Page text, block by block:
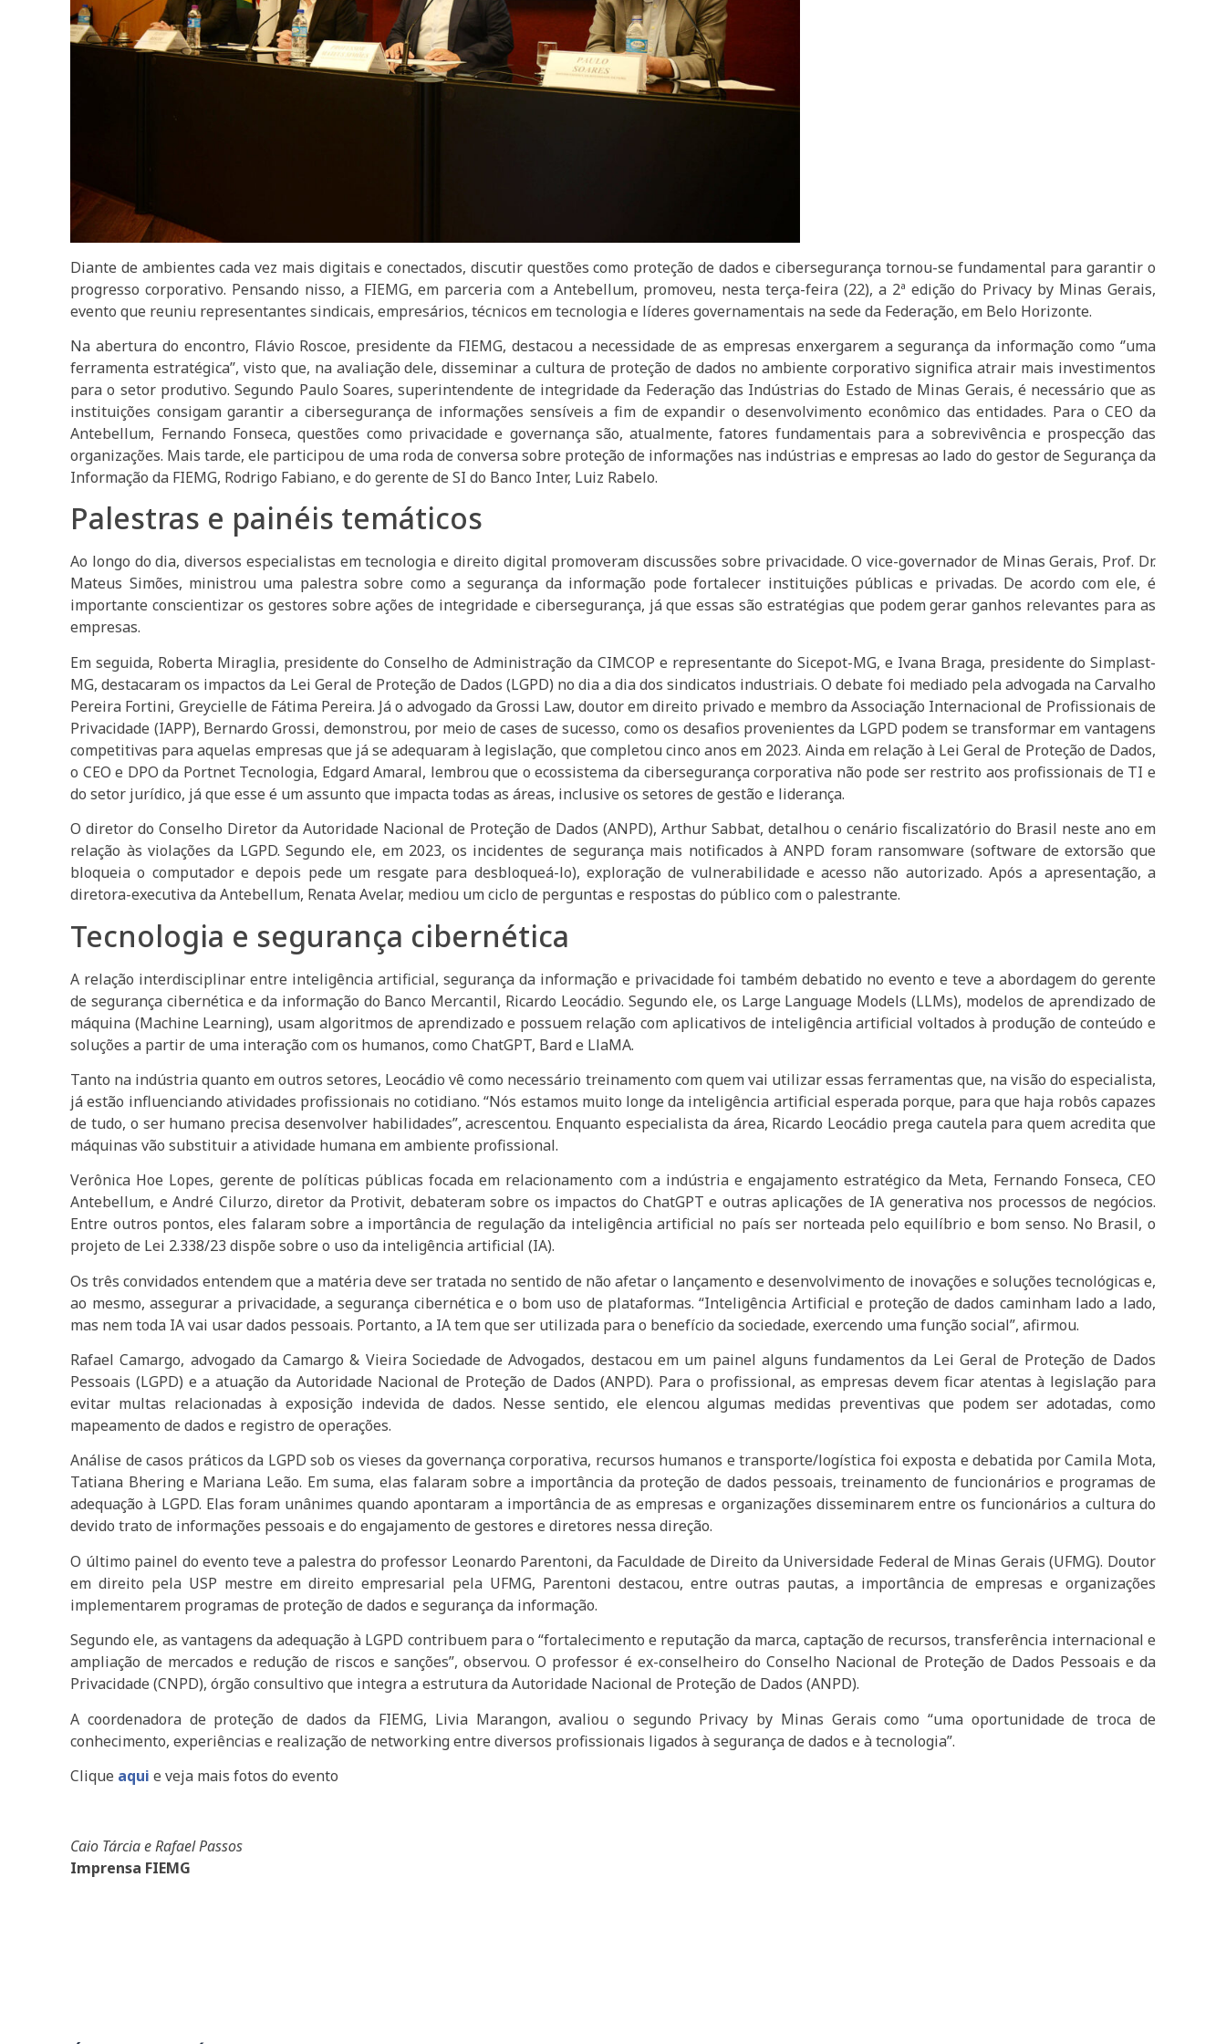
Diante de ambientes cada vez mais digitais e conectados, discutir questões como proteção de dados e cibersegurança tornou-se fundamental para garantir o
progresso corporativo. Pensando nisso, a FIEMG, em parceria com a Antebellum, promoveu, nesta terça-feira (22), a 2ª edição do Privacy by Minas Gerais,
evento que reuniu representantes sindicais, empresários, técnicos em tecnologia e líderes governamentais na sede da Federação, em Belo Horizonte.
Na abertura do encontro, Flávio Roscoe, presidente da FIEMG, destacou a necessidade de as empresas enxergarem a segurança da informação como ‘’uma
ferramenta estratégica’’, visto que, na avaliação dele, disseminar a cultura de proteção de dados no ambiente corporativo significa atrair mais investimentos
para o setor produtivo. Segundo Paulo Soares, superintendente de integridade da Federação das Indústrias do Estado de Minas Gerais, é necessário que as
instituições consigam garantir a cibersegurança de informações sensíveis a fim de expandir o desenvolvimento econômico das entidades. Para o CEO da
Antebellum, Fernando Fonseca, questões como privacidade e governança são, atualmente, fatores fundamentais para a sobrevivência e prospecção das
organizações. Mais tarde, ele participou de uma roda de conversa sobre proteção de informações nas indústrias e empresas ao lado do gestor de Segurança da
Informação da FIEMG, Rodrigo Fabiano, e do gerente de SI do Banco Inter, Luiz Rabelo.
Palestras e painéis temáticos
Ao longo do dia, diversos especialistas em tecnologia e direito digital promoveram discussões sobre privacidade. O vice-governador de Minas Gerais, Prof. Dr.
Mateus Simões, ministrou uma palestra sobre como a segurança da informação pode fortalecer instituições públicas e privadas. De acordo com ele, é
importante conscientizar os gestores sobre ações de integridade e cibersegurança, já que essas são estratégias que podem gerar ganhos relevantes para as
empresas.
Em seguida, Roberta Miraglia, presidente do Conselho de Administração da CIMCOP e representante do Sicepot-MG, e Ivana Braga, presidente do Simplast-
MG, destacaram os impactos da Lei Geral de Proteção de Dados (LGPD) no dia a dia dos sindicatos industriais. O debate foi mediado pela advogada na Carvalho
Pereira Fortini, Greycielle de Fátima Pereira. Já o advogado da Grossi Law, doutor em direito privado e membro da Associação Internacional de Profissionais de
Privacidade (IAPP), Bernardo Grossi, demonstrou, por meio de cases de sucesso, como os desafios provenientes da LGPD podem se transformar em vantagens
competitivas para aquelas empresas que já se adequaram à legislação, que completou cinco anos em 2023. Ainda em relação à Lei Geral de Proteção de Dados,
o CEO e DPO da Portnet Tecnologia, Edgard Amaral, lembrou que o ecossistema da cibersegurança corporativa não pode ser restrito aos profissionais de TI e
do setor jurídico, já que esse é um assunto que impacta todas as áreas, inclusive os setores de gestão e liderança.
O diretor do Conselho Diretor da Autoridade Nacional de Proteção de Dados (ANPD), Arthur Sabbat, detalhou o cenário fiscalizatório do Brasil neste ano em
relação às violações da LGPD. Segundo ele, em 2023, os incidentes de segurança mais notificados à ANPD foram ransomware (software de extorsão que
bloqueia o computador e depois pede um resgate para desbloqueá-lo), exploração de vulnerabilidade e acesso não autorizado. Após a apresentação, a
diretora-executiva da Antebellum, Renata Avelar, mediou um ciclo de perguntas e respostas do público com o palestrante.
Tecnologia e segurança cibernética
A relação interdisciplinar entre inteligência artificial, segurança da informação e privacidade foi também debatido no evento e teve a abordagem do gerente
de segurança cibernética e da informação do Banco Mercantil, Ricardo Leocádio. Segundo ele, os Large Language Models (LLMs), modelos de aprendizado de
máquina (Machine Learning), usam algoritmos de aprendizado e possuem relação com aplicativos de inteligência artificial voltados à produção de conteúdo e
soluções a partir de uma interação com os humanos, como ChatGPT, Bard e LlaMA.
Tanto na indústria quanto em outros setores, Leocádio vê como necessário treinamento com quem vai utilizar essas ferramentas que, na visão do especialista,
já estão influenciando atividades profissionais no cotidiano. “Nós estamos muito longe da inteligência artificial esperada porque, para que haja robôs capazes
de tudo, o ser humano precisa desenvolver habilidades”, acrescentou. Enquanto especialista da área, Ricardo Leocádio prega cautela para quem acredita que
máquinas vão substituir a atividade humana em ambiente profissional.
Verônica Hoe Lopes, gerente de políticas públicas focada em relacionamento com a indústria e engajamento estratégico da Meta, Fernando Fonseca, CEO
Antebellum, e André Cilurzo, diretor da Protivit, debateram sobre os impactos do ChatGPT e outras aplicações de IA generativa nos processos de negócios.
Entre outros pontos, eles falaram sobre a importância de regulação da inteligência artificial no país ser norteada pelo equilíbrio e bom senso. No Brasil, o
projeto de Lei 2.338/23 dispõe sobre o uso da inteligência artificial (IA).
Os três convidados entendem que a matéria deve ser tratada no sentido de não afetar o lançamento e desenvolvimento de inovações e soluções tecnológicas e,
ao mesmo, assegurar a privacidade, a segurança cibernética e o bom uso de plataformas. “Inteligência Artificial e proteção de dados caminham lado a lado,
mas nem toda IA vai usar dados pessoais. Portanto, a IA tem que ser utilizada para o benefício da sociedade, exercendo uma função social”, afirmou.
Rafael Camargo, advogado da Camargo & Vieira Sociedade de Advogados, destacou em um painel alguns fundamentos da Lei Geral de Proteção de Dados
Pessoais (LGPD) e a atuação da Autoridade Nacional de Proteção de Dados (ANPD). Para o profissional, as empresas devem ficar atentas à legislação para
evitar multas relacionadas à exposição indevida de dados. Nesse sentido, ele elencou algumas medidas preventivas que podem ser adotadas, como
mapeamento de dados e registro de operações.
Análise de casos práticos da LGPD sob os vieses da governança corporativa, recursos humanos e transporte/logística foi exposta e debatida por Camila Mota,
Tatiana Bhering e Mariana Leão. Em suma, elas falaram sobre a importância da proteção de dados pessoais, treinamento de funcionários e programas de
adequação à LGPD. Elas foram unânimes quando apontaram a importância de as empresas e organizações disseminarem entre os funcionários a cultura do
devido trato de informações pessoais e do engajamento de gestores e diretores nessa direção.
O último painel do evento teve a palestra do professor Leonardo Parentoni, da Faculdade de Direito da Universidade Federal de Minas Gerais (UFMG). Doutor
em direito pela USP mestre em direito empresarial pela UFMG, Parentoni destacou, entre outras pautas, a importância de empresas e organizações
implementarem programas de proteção de dados e segurança da informação.
Segundo ele, as vantagens da adequação à LGPD contribuem para o “fortalecimento e reputação da marca, captação de recursos, transferência internacional e
ampliação de mercados e redução de riscos e sanções”, observou. O professor é ex-conselheiro do Conselho Nacional de Proteção de Dados Pessoais e da
Privacidade (CNPD), órgão consultivo que integra a estrutura da Autoridade Nacional de Proteção de Dados (ANPD).
A coordenadora de proteção de dados da FIEMG, Livia Marangon, avaliou o segundo Privacy by Minas Gerais como “uma oportunidade de troca de
conhecimento, experiências e realização de networking entre diversos profissionais ligados à segurança de dados e à tecnologia”.
Clique aqui e veja mais fotos do evento
Caio Tárcia e Rafael Passos
Imprensa FIEMG